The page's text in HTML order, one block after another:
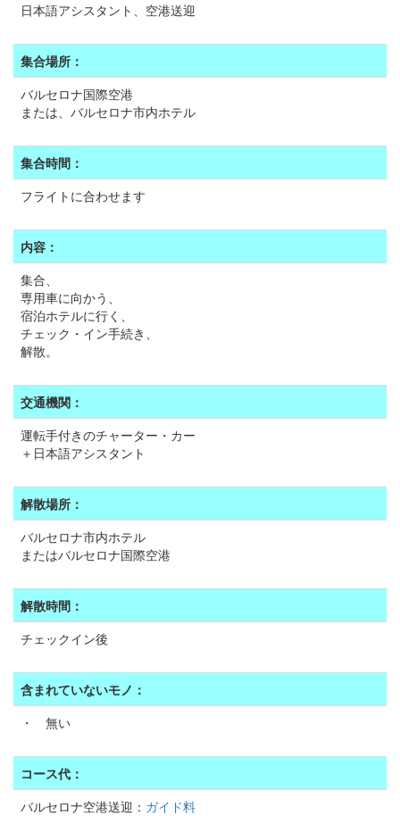
日本語アシスタント、空港送迎
集合場所：
バルセロナ国際空港
または、バルセロナ市内ホテル
集合時間：
フライトに合わせます
内容：
集合、
専用車に向かう、
宿泊ホテルに行く、
チェック・イン手続き、
解散。
交通機関：
運転手付きのチャーター・カー
＋日本語アシスタント
解散場所：
バルセロナ市内ホテル
またはバルセロナ国際空港
解散時間：
チェックイン後
含まれていないモノ：
・ 無い
コース代：
バルセロナ空港送迎： ガイド料